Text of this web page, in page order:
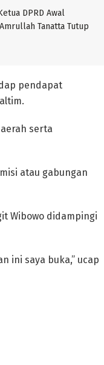
DPRD Awal
Tanatta Tutup
pendapat
serta
atau gabungan
Wibowo didampingi
ini saya buka,” ucap